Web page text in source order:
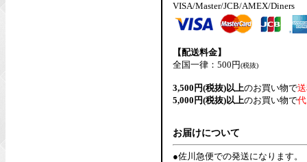
VISA/Master/JCB/AMEX/Diners
【配送料金】
全国一律：500円(税抜)
3,500円(税抜)以上のお買い物で
5,000円(税抜)以上のお買い物で
お届けについて
●佐川急便での発送になります。